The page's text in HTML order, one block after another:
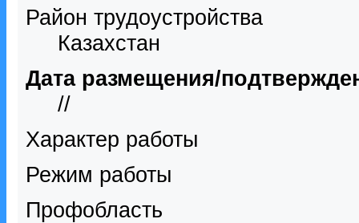
Район трудоустройства
Казахстан
Дата размещения/
//
Характер работы
Режим работы
Профобласть